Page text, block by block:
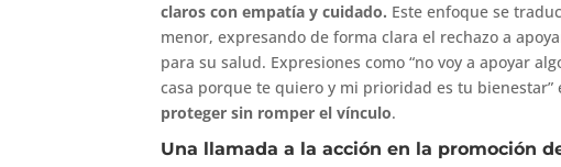
claros con empatía y cuidado. Este enfoque se
menor, expresando de forma clara el rechazo a
para su salud. Expresiones como “no voy a apoyar
casa porque te quiero y mi prioridad es tu
proteger sin romper el vínculo.
Una llamada a la acción en la promoción